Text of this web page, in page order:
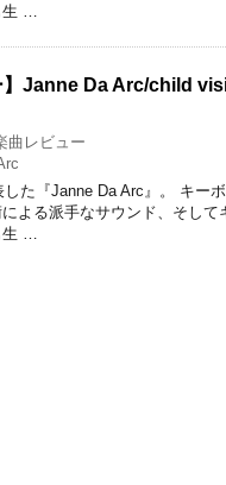
…
】Janne Da Arc/child
曲レビュー
た『Janne Da Arc』。 キー
よる派手なサウンド、そし
…